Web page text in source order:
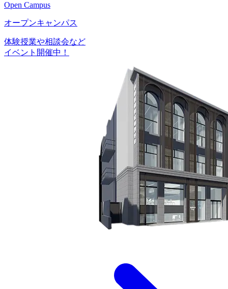
Open Campus
オープンキャンパス
体験授業や相談会など
イベント開催中！